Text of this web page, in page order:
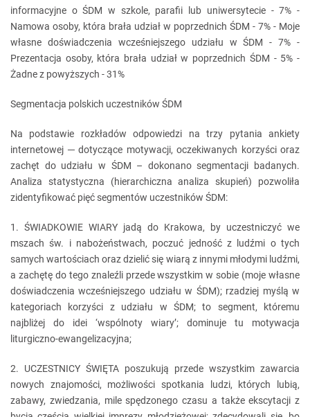
informacyjne o ŚDM w szkole, parafii lub uniwersytecie - 7% -
Namowa osoby, która brała udział w poprzednich ŚDM - 7% - Moje
własne doświadczenia wcześniejszego udziału w ŚDM - 7% -
Prezentacja osoby, która brała udział w poprzednich ŚDM - 5% -
Żadne z powyższych - 31%
Segmentacja polskich uczestników ŚDM
Na podstawie rozkładów odpowiedzi na trzy pytania ankiety
internetowej ─ dotyczące motywacji, oczekiwanych korzyści oraz
zachęt do udziału w ŚDM – dokonano segmentacji badanych.
Analiza statystyczna (hierarchiczna analiza skupień) pozwoliła
zidentyfikować pięć segmentów uczestników ŚDM:
1. ŚWIADKOWIE WIARY jadą do Krakowa, by uczestniczyć we
mszach św. i nabożeństwach, poczuć jedność z ludźmi o tych
samych wartościach oraz dzielić się wiarą z innymi młodymi ludźmi,
a zachętę do tego znaleźli przede wszystkim w sobie (moje własne
doświadczenia wcześniejszego udziału w ŚDM); rzadziej myślą w
kategoriach korzyści z udziału w ŚDM; to segment, któremu
najbliżej do idei ‘wspólnoty wiary’; dominuje tu motywacja
liturgiczno-ewangelizacyjna;
2. UCZESTNICY ŚWIĘTA poszukują przede wszystkim zawarcia
nowych znajomości, możliwości spotkania ludzi, których lubią,
zabawy, zwiedzania, mile spędzonego czasu a także ekscytacji z